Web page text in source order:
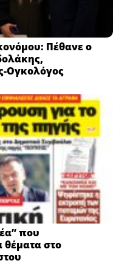
Πέθανε ο
Ογκολόγος
που
θέματα στο